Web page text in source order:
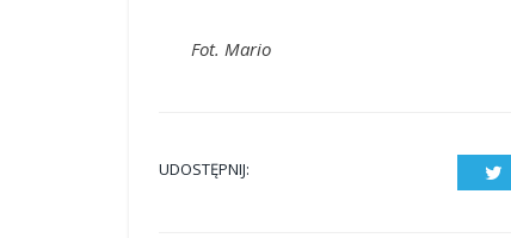
Fot. Mario
UDOSTĘPNIJ: